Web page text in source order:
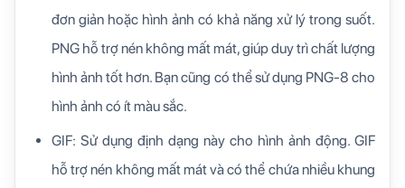
đơn giản hoặc hình ảnh có khả năng xử lý trong suốt.
PNG hỗ trợ nén không mất mát, giúp duy trì chất lượng
hình ảnh tốt hơn. Bạn cũng có thể sử dụng PNG-8 cho
hình ảnh có ít màu sắc.
GIF: Sử dụng định dạng này cho hình ảnh động. GIF
hỗ trợ nén không mất mát và có thể chứa nhiều khung